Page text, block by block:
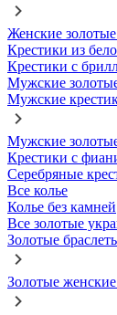
Женские
Крестики из
Крестики с
Мужские
Мужские
Мужские
Крестики с
Серебряные
Все колье
Колье без камней
Все золотые
Золотые
Золотые